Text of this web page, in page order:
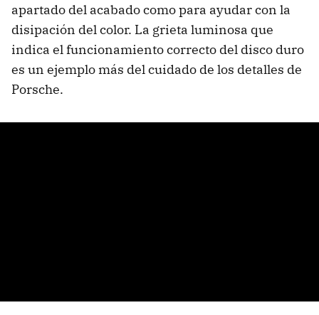
apartado del acabado como para ayudar con la
disipación del color. La grieta luminosa que
indica el funcionamiento correcto del disco duro
es un ejemplo más del cuidado de los detalles de
Porsche.